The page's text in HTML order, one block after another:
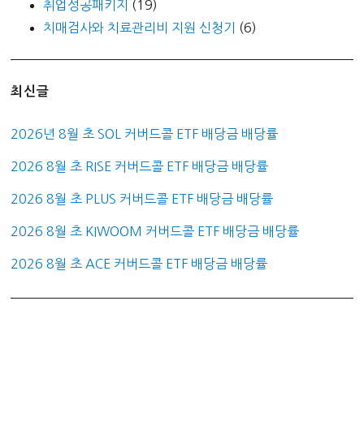
취업성공패키지
(19)
치매검사와 치료관리비 지원 신청기
(6)
최신글
2026년 8월 초 SOL 커버드콜 ETF 배당금 배당률
2026 8월 초 RISE 커버드콜 ETF 배당금 배당률
2026 8월 초 PLUS 커버드콜 ETF 배당금 배당률
2026 8월 초 KIWOOM 커버드콜 ETF 배당금 배당률
2026 8월 초 ACE 커버드콜 ETF 배당금 배당률